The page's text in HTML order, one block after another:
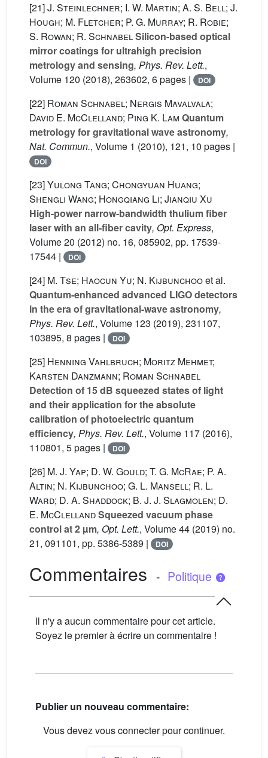
[21]J. Steinlechner; I. W. Martin; A. S. Bell; J.
Hough; M. Fletcher; P. G. Murray; R. Robie;
S. Rowan; R. SchnabelSilicon-based optical
mirror coatings for ultrahigh precision
metrology and sensing, Phys. Rev. Lett.,
Volume 120 (2018), 263602, 6 pages | DOI
[22] Roman Schnabel; Nergis Mavalvala;
David E. McClelland; Ping K. Lam Quantum
metrology for gravitational wave astronomy,
Nat. Commun., Volume 1 (2010), 121, 10 pages |
DOI
[23]Yulong Tang; Chongyuan Huang;
Shengli Wang; Hongqiang Li; Jianqiu Xu
High-power narrow-bandwidth thulium fiber
laser with an all-fiber cavity, Opt. Express,
Volume 20 (2012) no. 16, 085902, pp. 17539-
17544 |
DOI
[24] M. Tse; Haocun Yu; N. Kijbunchooet al.
Quantum-enhanced advanced LIGO detectors
in the era of gravitational-wave astronomy,
Phys. Rev. Lett., Volume 123 (2019), 231107,
103895, 8 pages |
DOI
[25] Henning Vahlbruch; Moritz Mehmet;
Karsten Danzmann; Roman Schnabel
Detection of 15 dB squeezed states of light
and their application for the absolute
calibration of photoelectric quantum
efficiency, Phys. Rev. Lett., Volume 117 (2016),
110801, 5 pages |
DOI
[26] M. J. Yap; D. W. Gould; T. G. McRae; P. A.
Altin; N. Kijbunchoo; G. L. Mansell; R. L.
Ward; D. A. Shaddock; B. J. J. Slagmolen; D.
E. McClellandSqueezed vacuum phase
control at 2 µm, Opt. Lett., Volume 44 (2019) no.
21, 091101, pp. 5386-5389 |
DOI
Commentaires - Politique
Il n'y a aucun commentaire pour cet article.
Soyez le premier à écrire un commentaire !
Publier un nouveau commentaire:
Vous devez vous connecter pour continuer.